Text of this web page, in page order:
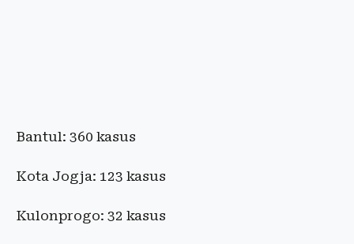
Bantul: 360 kasus
Kota Jogja: 123 kasus
Kulonprogo: 32 kasus